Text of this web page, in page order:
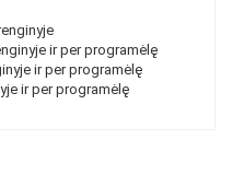
ir per programėlę
ir per programėlę
ir per programėlę